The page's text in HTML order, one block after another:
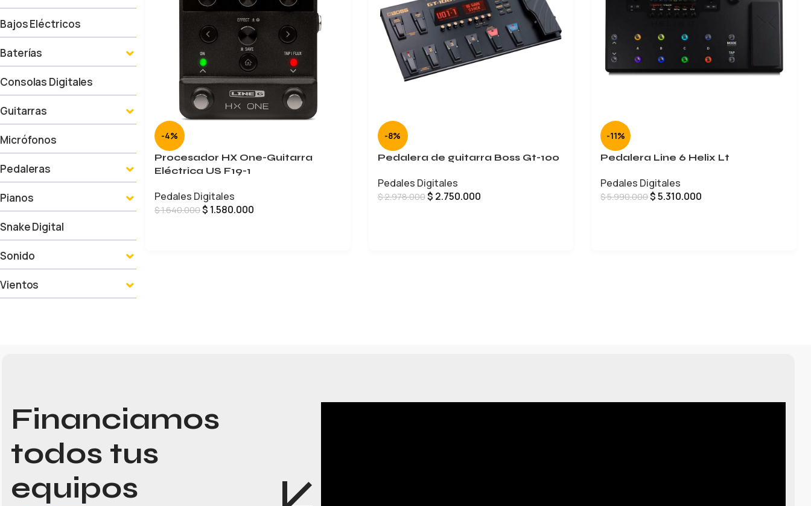
Bajos Eléctricos
Baterías
Consolas Digitales
Guitarras
Micrófonos
Pedaleras
Pianos
Snake Digital
Sonido
Vientos
-4%
Procesador HX One-Guitarra
Eléctrica US F19-1
Pedales Digitales
$1.640.000$ 1.580.000
-8%
Pedalera de guitarra Boss Gt-100
Pedales Digitales
$2.978.000$ 2.750.000
-11%
Pedalera Line 6 Helix Lt
Pedales Digitales
$5.990.000$5.310.000
Financiamos
todos tus
equipos